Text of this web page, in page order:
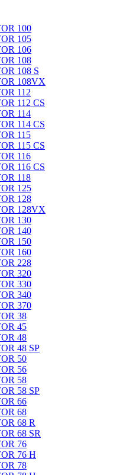
100
105
106
108
108 S
108VX
112
112 CS
114
114 CS
115
115 CS
116
116 CS
118
125
128
128VX
130
140
150
160
228
320
330
340
370
38
45
48
48 SP
50
56
58
58 SP
66
68
68 R
68 SR
76
76 H
78